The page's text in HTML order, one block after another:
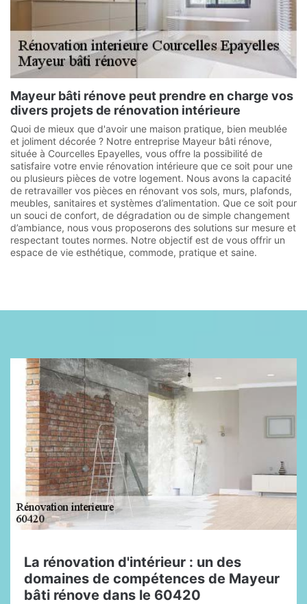
Mayeur bâti rénove peut prendre en charge vos
divers projets de rénovation intérieure
Quoi de mieux que d'avoir une maison pratique, bien meublée
et joliment décorée ? Notre entreprise Mayeur bâti rénove,
située à Courcelles Epayelles, vous offre la possibilité de
satisfaire votre envie rénovation intérieure que ce soit pour une
ou plusieurs pièces de votre logement. Nous avons la capacité
de retravailler vos pièces en rénovant vos sols, murs, plafonds,
meubles, sanitaires et systèmes d’alimentation. Que ce soit pour
un souci de confort, de dégradation ou de simple changement
d’ambiance, nous vous proposerons des solutions sur mesure et
respectant toutes normes. Notre objectif est de vous offrir un
espace de vie esthétique, commode, pratique et saine.
La rénovation d'intérieur : un des
domaines de compétences de Mayeur
bâti rénove dans le 60420